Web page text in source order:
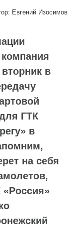
Евгений Изосимов
компания
в
ГТК
в
на себя